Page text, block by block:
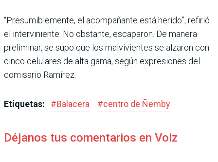
“Presumiblemente, el acompañante está herido”, refirió
el interviniente. No obstante, escaparon. De manera
preliminar, se supo que los malvivientes se alzaron con
cinco celu­lares de alta gama, según expresiones del
comisario Ramírez.
Etiquetas: #Balacera #centro de Ñemby
Déjanos tus comentarios en Voiz